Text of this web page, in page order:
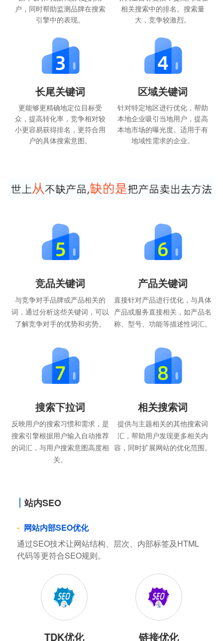
户，同时帮助监测品牌在搜索
引擎中的表现。
相关搜索中的排名。搜索量
大，竞争较激烈。
长尾关键词
更能够更精确地定位目标受
众，提高转化率，竞争相对较
小更容易获得排名，更符合用
户的具体搜索意图。
区域关键词
针对特定地区进行优化，帮助
本地企业吸引当地用户，提高
本地市场的曝光度。适用于有
地域性需求的企业。
竞品关键词
与竞争对手品牌或产品相关的
词，通过分析这些关键词，可以
了解竞争对手的优势和劣势。
产品关键词
直接针对产品进行优化，与具体
产品或服务直接相关，如产品名
称、型号、功能等描述性词汇。
搜索下拉词
反映用户的搜索习惯和需求，是
搜索引擎根据用户输入自动推荐
的词汇，与用户搜索意图高度相
关。
相关搜索词
提供与主题相关的其他搜索词
汇，帮助用户发现更多相关内
容，同时扩展网站的优化范围。
站内SEO
网站内部SEO优化
通过SEO技术让网站结构、层次、内部标签及HTML
代码等更符合SEO规则。
TDK优化 链接优化